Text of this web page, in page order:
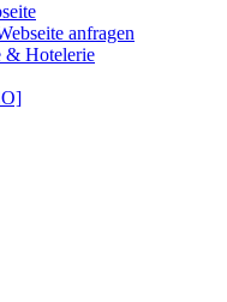
anfragen
& Hotelerie